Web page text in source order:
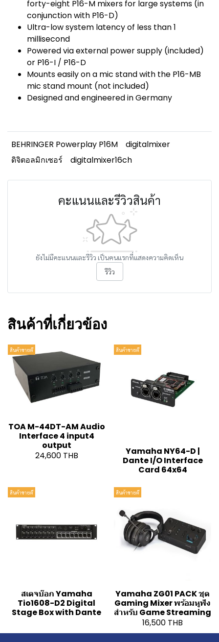
forty-eight P16-M mixers for large systems (in
conjunction with P16-D)
Ultra-low system latency of less than 1
millisecond
Powered via external power supply (included)
or P16-I / P16-D
Mounts easily on a mic stand with the P16-MB
mic stand mount (not included)
Designed and engineered in Germany
BEHRINGER Powerplay P16M
digitalmixer
ดิจิตอลมิกเซอร์
digitalmixer16ch
คะแนนและรีวิวสินค้า
ยังไม่มีคะแนนและรีวิว เป็นคนแรกที่แสดงความคิดเห็น
รีวิว
สินค้าที่เกี่ยวข้อง
สินค้าขายดี
TOA M-44DT-AM Audio
Interface 4 input4
output
24,600 THB
สินค้าขายดี
Yamaha NY64-D |
Dante I/O Interface
Card 64x64
สินค้าขายดี
สเตจบ๊อก Yamaha
Tio1608-D2 Digital
Stage Box with Dante
สินค้าขายดี
Yamaha ZG01 PACK ชุด
Gaming Mixer พร้อมหูฟัง
สำหรับ Game Streaming
16,500 THB